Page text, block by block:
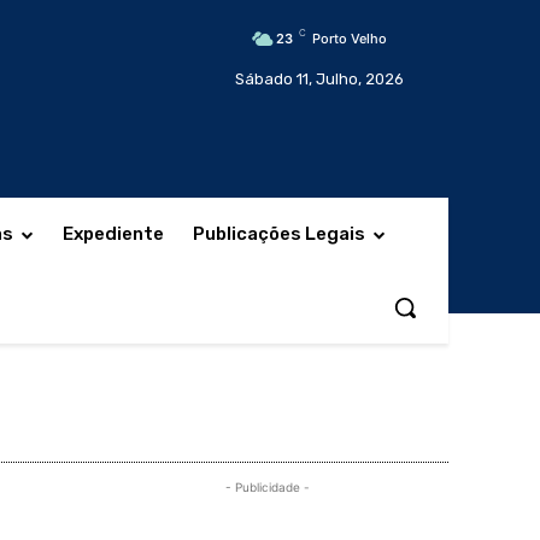
23 C Porto Velho
Sábado 11, Julho, 2026
Expediente Publicações Legais
- Publicidade -